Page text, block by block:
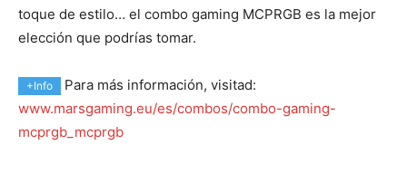
toque de estilo… el combo gaming MCPRGB es la mejor
elección que podrías tomar.
+Info
Para más información, visitad:
www.marsgaming.eu/es/combos/combo-gaming-
mcprgb_mcprgb